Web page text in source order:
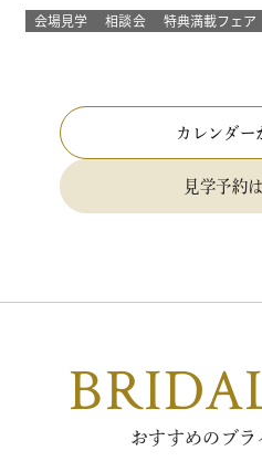
ペルでは 流れる雲や透き通る
挙げる結婚式 組数限定！でご提
会場見学 相談会 特典満載フェア
カレンダー
見学予約
おすすめのブラ